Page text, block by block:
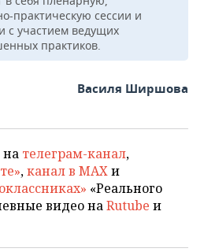
практическую сессии и
с участием ведущих
практиков.
Василя Ширшова
на телеграм-канал,
,канал в MAXи
«Реального
видео наRutube и